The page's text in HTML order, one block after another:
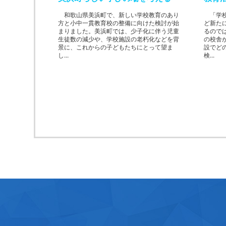
和歌山県美浜町で、新しい学校教育のあり
方と小中一貫教育校の整備に向けた検討が始
まりました。美浜町では、少子化に伴う児童
生徒数の減少や、学校施設の老朽化などを背
景に、これからの子どもたちにとって望ま
し...
「学
ど新た
るので
の校舎
設でど
検...